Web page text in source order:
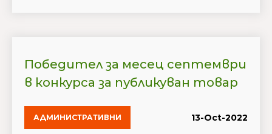
Победител за месец септември
в конкурса за публикуван товар
АДМИНИСТРАТИВНИ 13-Oct-2022